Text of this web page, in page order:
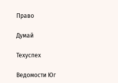
Право
Думай
Техуспех
Ведомости Юг